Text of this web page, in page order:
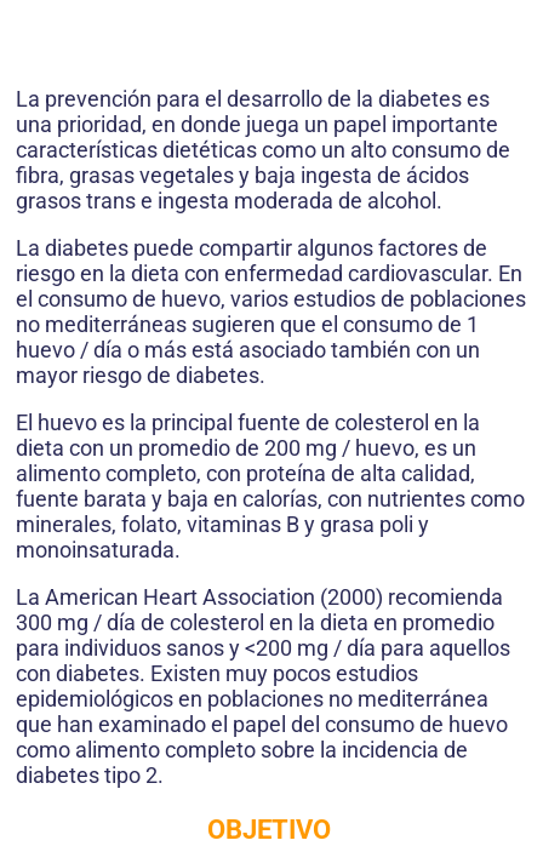
La prevención para el desarrollo de la diabetes es
una prioridad, en donde juega un papel importante
características dietéticas como un alto consumo de
fibra, grasas vegetales y baja ingesta de ácidos
grasos trans e ingesta moderada de alcohol.
La diabetes puede compartir algunos factores de
riesgo en la dieta con enfermedad cardiovascular. En
el consumo de huevo, varios estudios de poblaciones
no mediterráneas sugieren que el consumo de 1
huevo / día o más está asociado también con un
mayor riesgo de diabetes.
El huevo es la principal fuente de colesterol en la
dieta con un promedio de 200 mg / huevo, es un
alimento completo, con proteína de alta calidad,
fuente barata y baja en calorías, con nutrientes como
minerales, folato, vitaminas B y grasa poli y
monoinsaturada.
La American Heart Association (2000) recomienda
300 mg / día de colesterol en la dieta en promedio
para individuos sanos y <200 mg / día para aquellos
con diabetes. Existen muy pocos estudios
epidemiológicos en poblaciones no mediterránea
que han examinado el papel del consumo de huevo
como alimento completo sobre la incidencia de
diabetes tipo 2.
OBJETIVO